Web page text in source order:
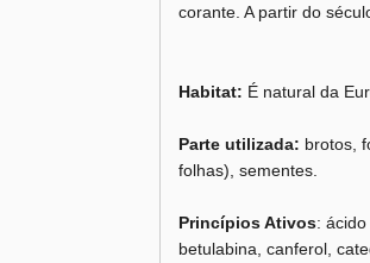
corante. A partir do
Habitat: É natural da
Parte utilizada: brotos,
folhas), sementes.
Princípios Ativos:
betulabina, canferol,